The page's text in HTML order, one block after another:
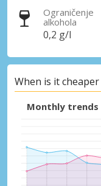
Ograničenje
alkohola
0,2 g/l
When is it
Monthly trends